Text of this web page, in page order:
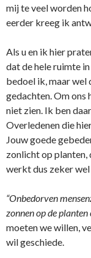
mij te veel worden
eerder kreeg ik
Als u en ik hier
dat de hele ruimte
bedoel ik, maar
gedachten. Om o­ns
niet zien. Ik ben
Overledenen die
Jouw goede
zonlicht op planten,
werkt dus zeker wel
“Onbedorven
zonnen op de planten
moeten we willen,
wil geschiede.